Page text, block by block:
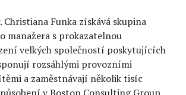
Christiana Funka získává skupina
manažera s prokazatelnou
velkých společností poskytujících
rozsáhlými provozními
a zaměstnávají několik tisíc